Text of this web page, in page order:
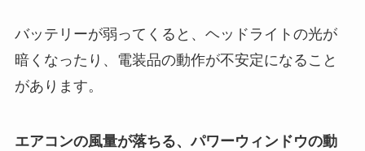
バッテリーが弱ってくると、ヘッドライトの光が
暗くなったり、電装品の動作が不安定になること
があります。
エアコンの風量が落ちる、パワーウィンドウの動